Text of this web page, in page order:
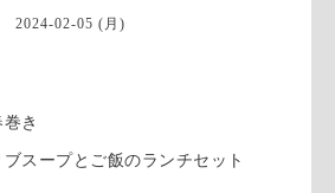
2024-02-05 (月)
き
スープとご飯のランチセット